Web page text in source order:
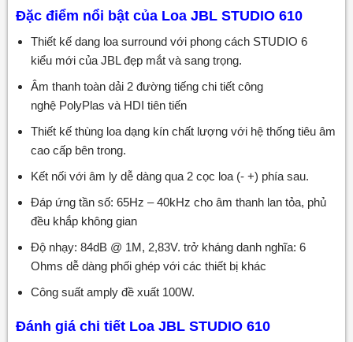
Đặc điểm nổi bật của Loa JBL STUDIO 610
Thiết kế dang loa surround với phong cách STUDIO 6
kiểu mới của JBL đẹp mắt và sang trọng.
Âm thanh toàn dải 2 đường tiếng chi tiết công
nghệ PolyPlas và HDI tiên tiến
Thiết kế thùng loa dạng kín chất lượng với hệ thống tiêu âm
cao cấp bên trong.
Kết nối với âm ly dễ dàng qua 2 cọc loa (- +) phía sau.
Đáp ứng tần số: 65Hz – 40kHz cho âm thanh lan tỏa, phủ
đều khắp không gian
Độ nhạy: 84dB @ 1M, 2,83V. trở kháng danh nghĩa: 6
Ohms dễ dàng phối ghép với các thiết bị khác
Công suất amply đề xuất 100W.
Đánh giá chi tiết Loa JBL STUDIO 610